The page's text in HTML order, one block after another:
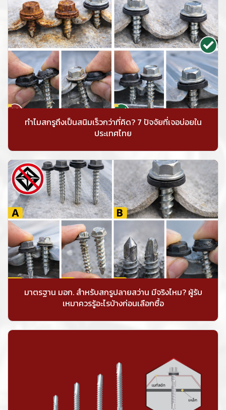
ทำไมสกรูถึงเป็นสนิมเร็วกว่าที่คิด? 7 ปัจจัยที่เจอบ่อยใน
ประเทศไทย
มาตรฐาน มอก. สำหรับสกรูปลายสว่าน มีจริงไหม? ผู้รับ
เหมาควรรู้อะไรบ้างก่อนเลือกซื้อ